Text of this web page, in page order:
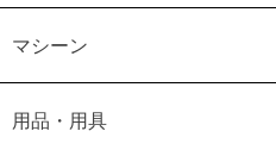
マシーン
用品・用具